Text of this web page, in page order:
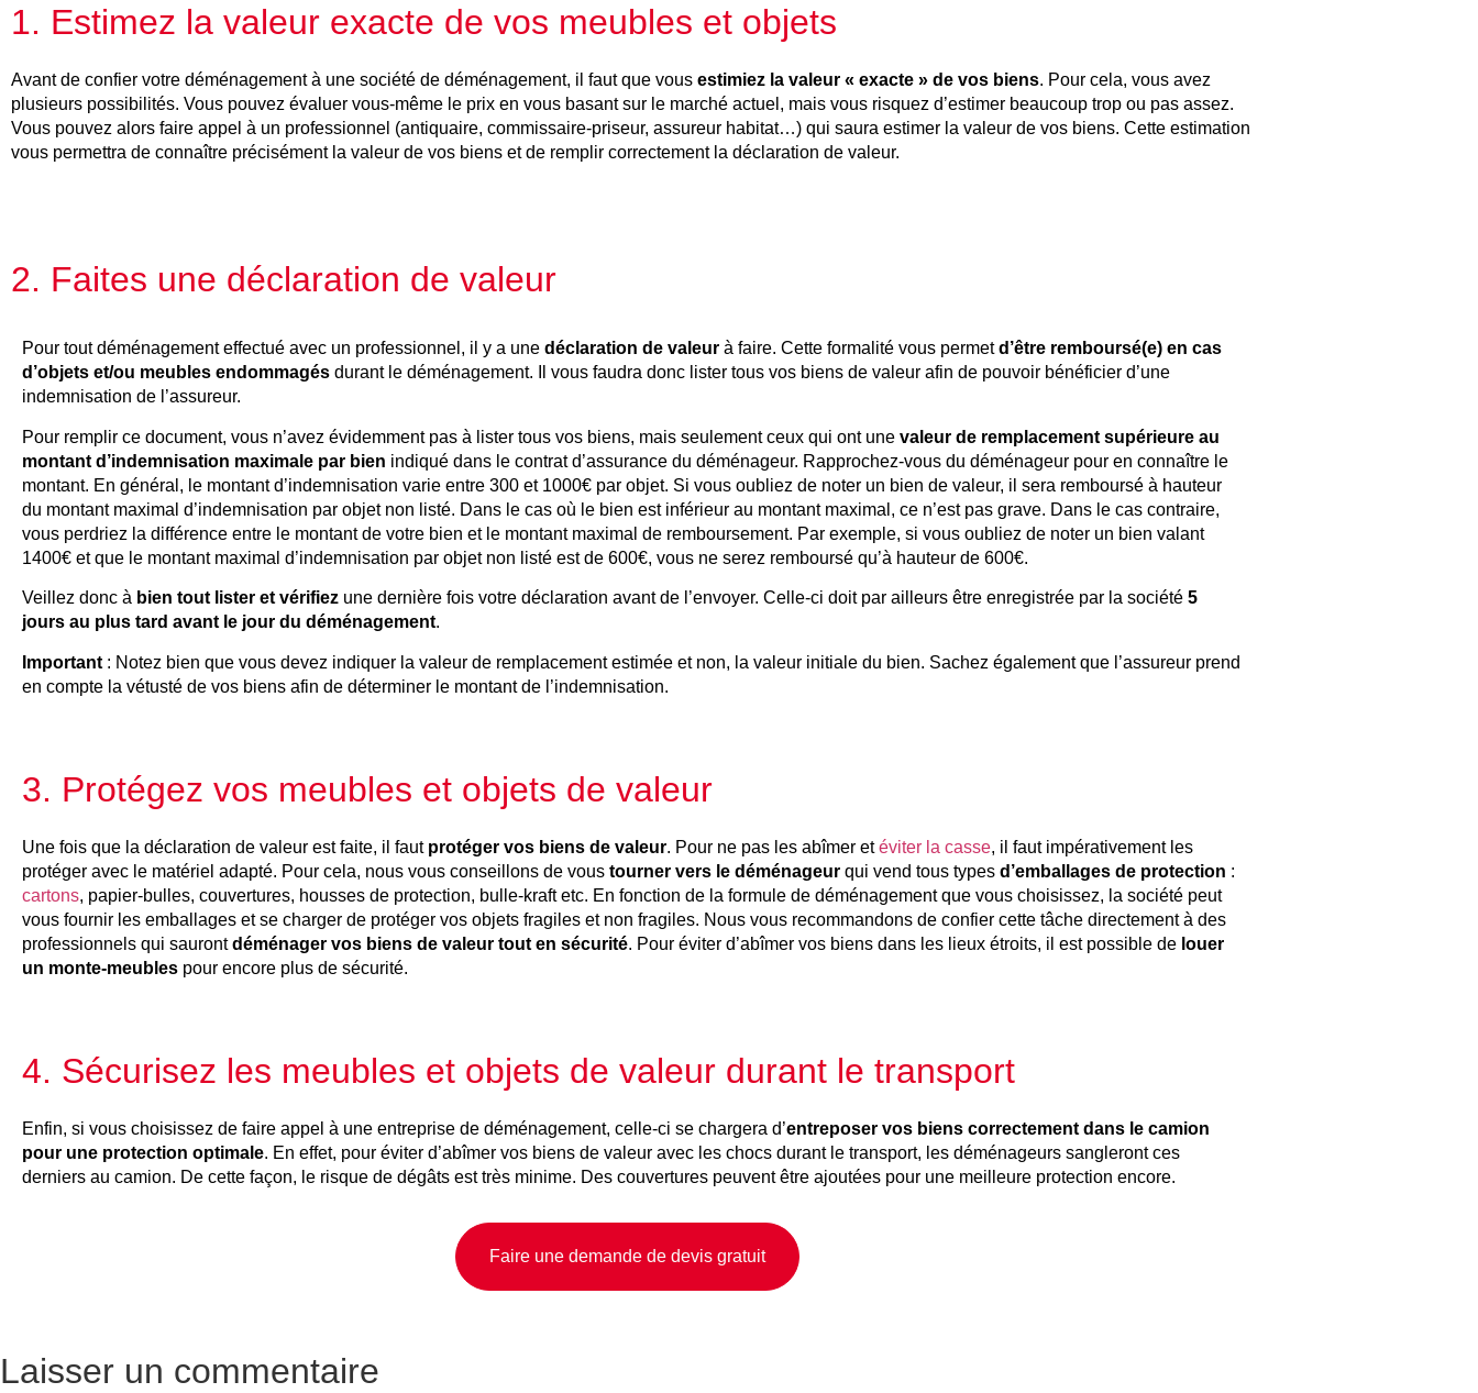
1. Estimez la valeur exacte de vos meubles et objets
Avant de confier votre déménagement à une société de déménagement, il faut que vous estimiez la valeur « exacte » de vos biens. Pour cela, vous avez
plusieurs possibilités. Vous pouvez évaluer vous-même le prix en vous basant sur le marché actuel, mais vous risquez d’estimer beaucoup trop ou pas assez.
Vous pouvez alors faire appel à un professionnel (antiquaire, commissaire-priseur, assureur habitat…) qui saura estimer la valeur de vos biens. Cette estimation
vous permettra de connaître précisément la valeur de vos biens et de remplir correctement la déclaration de valeur.
2. Faites une déclaration de valeur
Pour tout déménagement effectué avec un professionnel, il y a une déclaration de valeur à faire. Cette formalité vous permetd’être remboursé(e) en cas
d’objets et/ou meubles endommagés durant le déménagement. Il vous faudra donc lister tous vos biens de valeur afin de pouvoir bénéficier d’une
indemnisation de l’assureur.
Pour remplir ce document, vous n’avez évidemment pas à lister tous vos biens, mais seulement ceux qui ont une valeur de remplacement supérieure au
montant d’indemnisation maximale par bien indiqué dans le contrat d’assurance du déménageur. Rapprochez-vous du déménageur pour en connaître le
montant. En général, le montant d’indemnisation varie entre 300 et 1000€ par objet. Si vous oubliez de noter un bien de valeur, il sera remboursé à hauteur
du montant maximal d’indemnisation par objet non listé. Dans le cas où le bien est inférieur au montant maximal, ce n’est pas grave. Dans le cas contraire,
vous perdriez la différence entre le montant de votre bien et le montant maximal de remboursement. Par exemple, si vous oubliez de noter un bien valant
1400€ et que le montant maximal d’indemnisation par objet non listé est de 600€, vous ne serez remboursé qu’à hauteur de 600€.
Veillez donc à bien tout lister et vérifiez une dernière fois votre déclaration avant de l’envoyer. Celle-ci doit par ailleurs être enregistrée par la société 5
jours au plus tard avant le jour du déménagement.
Important : Notez bien que vous devez indiquer la valeur de remplacement estimée et non, la valeur initiale du bien. Sachez également que l’assureur prend
en compte la vétusté de vos biens afin de déterminer le montant de l’indemnisation.
3. Protégez vos meubles et objets de valeur
Une fois que la déclaration de valeur est faite, il faut protéger vos biens de valeur. Pour ne pas les abîmer etéviter la casse, il faut impérativement les
protéger avec le matériel adapté. Pour cela, nous vous conseillons de vous tourner vers le déménageur qui vend tous types d’emballages de protection :
cartons, papier-bulles, couvertures, housses de protection, bulle-kraft etc. En fonction de la formule de déménagement que vous choisissez, la société peut
vous fournir les emballages et se charger de protéger vos objets fragiles et non fragiles. Nous vous recommandons de confier cette tâche directement à des
professionnels qui saurontdéménager vos biens de valeur tout en sécurité. Pour éviter d’abîmer vos biens dans les lieux étroits, il est possible de louer
un monte-meubles pour encore plus de sécurité.
4. Sécurisez les meubles et objets de valeur durant le transport
Enfin, si vous choisissez de faire appel à une entreprise de déménagement, celle-ci se chargera d’entreposer vos biens correctement dans le camion
pour une protection optimale. En effet, pour éviter d’abîmer vos biens de valeur avec les chocs durant le transport, les déménageurs sangleront ces
derniers au camion. De cette façon, le risque de dégâts est très minime. Des couvertures peuvent être ajoutées pour une meilleure protection encore.
Faire une demande de devis gratuit
Laisser un commentaire